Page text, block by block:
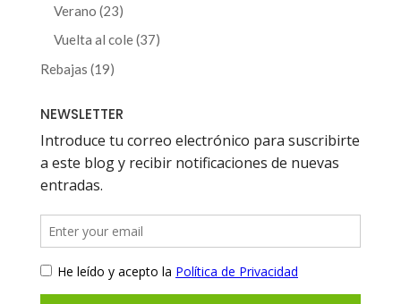
Verano 2323
productos
Vuelta al cole 3737
Rebajas 1919
NEWSLETTER